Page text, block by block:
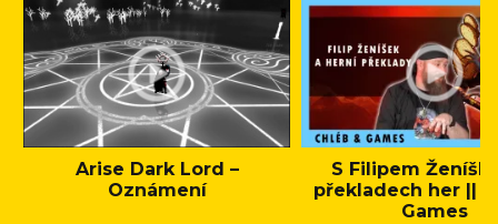
Arise Dark Lord –
Oznámení
S Filipem
překladech her ||
Games